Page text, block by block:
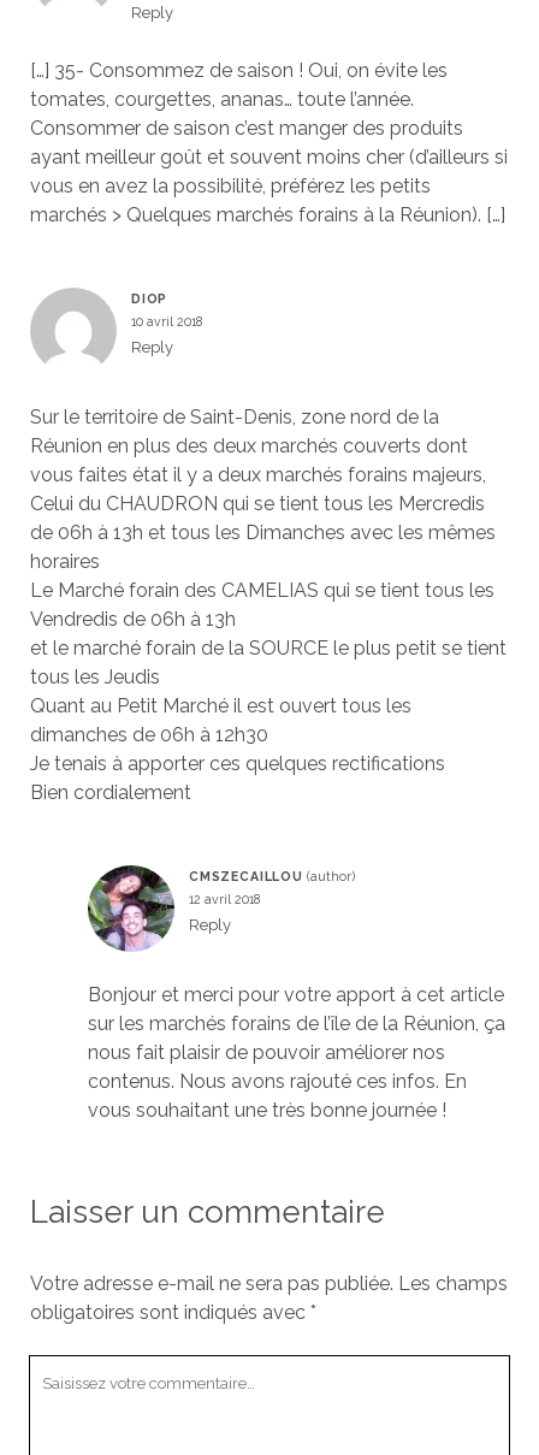
Reply
[…] 35- Consommez de saison ! Oui, on évite les
tomates, courgettes, ananas… toute l’année.
Consommer de saison c’est manger des produits
ayant meilleur goût et souvent moins cher (d’ailleurs si
vous en avez la possibilité, préférez les petits
marchés > Quelques marchés forains à la Réunion). […]
DIOP
10 avril 2018
Reply
Sur le territoire de Saint-Denis, zone nord de la
Réunion en plus des deux marchés couverts dont
vous faites état il y a deux marchés forains majeurs,
Celui du CHAUDRON qui se tient tous les Mercredis
de 06h à 13h et tous les Dimanches avec les mêmes
horaires
Le Marché forain des CAMELIAS qui se tient tous les
Vendredis de 06h à 13h
et le marché forain de la SOURCE le plus petit se tient
tous les Jeudis
Quant au Petit Marché il est ouvert tous les
dimanches de 06h à 12h30
Je tenais à apporter ces quelques rectifications
Bien cordialement
CMSZECAILLOU
12 avril 2018
Reply
Bonjour et merci pour votre apport à cet article
sur les marchés forains de l’île de la Réunion, ça
nous fait plaisir de pouvoir améliorer nos
contenus. Nous avons rajouté ces infos. En
vous souhaitant une très bonne journée !
Laisser un commentaire
Votre adresse e-mail ne sera pas publiée. Les champs
obligatoires sont indiqués avec *